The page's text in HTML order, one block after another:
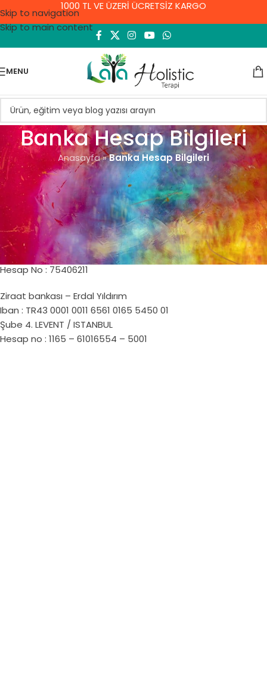
Skip to navigation
Skip to main content
1000 TL VE ÜZERİ ÜCRETSİZ KARGO
MENU
Banka Hesap Bilgileri
Anasayfa»Banka Hesap Bilgileri
İş Bankası – Erdal Yıldırım
İban : TR51 0006 4000 0011 0891 2077 37
Şube : 1089 Mecidiyeköy İstanbul
Finansbank – Erdal Yıldırım
İban TR68 0011 1000 0000 0075 4062 11
Şube Kodu : 03663
Hesap No : 75406211
Ziraat bankası – Erdal Yıldırım
Iban : TR43 0001 0011 6561 0165 5450 01
Şube 4. LEVENT / ISTANBUL
Hesap no : 1165 – 61016554 – 5001